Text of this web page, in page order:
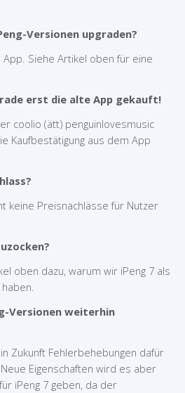
Versionen upgraden?
Siehe Artikel oben für eine
erst die alte App gekauft!
coolio (ätt) penguinlovesmusic
Kaufbestätigung aus dem App
keine Preisnachlässe für Nutzer
oben dazu, warum wir iPeng 7 als
Versionen weiterhin
Zukunft Fehlerbehebungen dafür
Eigenschaften wird es aber
iPeng 7 geben, da der